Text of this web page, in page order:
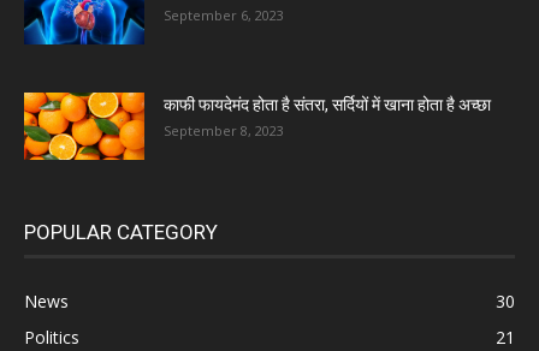
September 6, 2023
काफी फायदेमंद होता है संतरा, सर्दियों में खाना होता है अच्छा
September 8, 2023
POPULAR CATEGORY
News
30
Politics
21